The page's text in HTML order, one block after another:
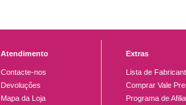
Atendimento
Contacte-nos
Devoluções
Mapa da Loja
Extras
Lista de
Comprar Vale
Programa de